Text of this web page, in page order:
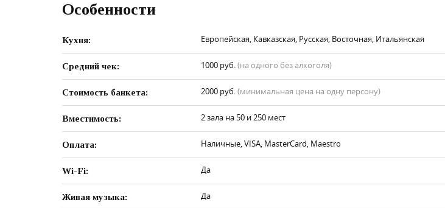
Особенности
Кухня: Европейская, Кавказская, Русская, Восточная, Итальянская
Средний чек: 1000 руб.(на одного без алкоголя)
Стоимость банкета: 2000 руб.(минимальная цена на одну персону)
Вместимость: 2 зала на 50 и 250 мест
Оплата: Наличные, VISA, MasterCard, Maestro
Wi-Fi: Да
Живая музыка: Да